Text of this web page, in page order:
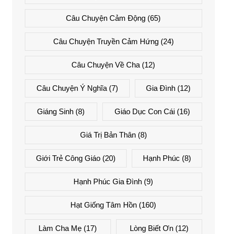
Câu Chuyện Cảm Động (65)
Câu Chuyện Truyền Cảm Hứng(24)
Câu Chuyện Về Cha (12)
Câu Chuyện Ý Nghĩa(7) Gia Đình (12)
Giáng Sinh (8) Giáo Dục Con Cái(16)
Giá Trị Bản Thân(8)
Giới Trẻ Công Giáo(20) Hạnh Phúc (8)
Hạnh Phúc Gia Đình (9)
Hạt Giống Tâm Hồn (160)
Làm Cha Mẹ (17) Lòng Biết Ơn(12)